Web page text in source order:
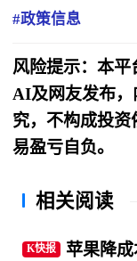
#政策信息
风险提示：本
AI及网友发布，
究，不构成投
易盈亏自负。
相关阅读
K快报
苹果降